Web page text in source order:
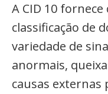
A CID 10
classificação de
variedade de
anormais,
causas